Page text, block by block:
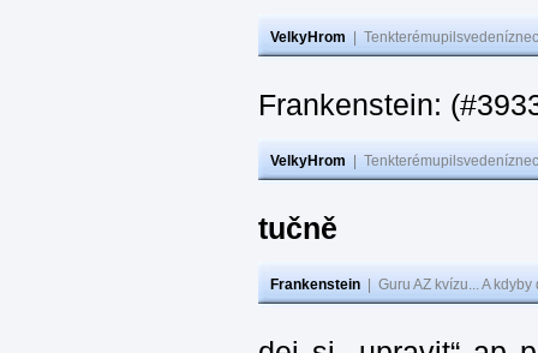
VelkyHrom
Frankenstein:
VelkyHrom
tučně
Frankenstein Guru AZ kvízu... A